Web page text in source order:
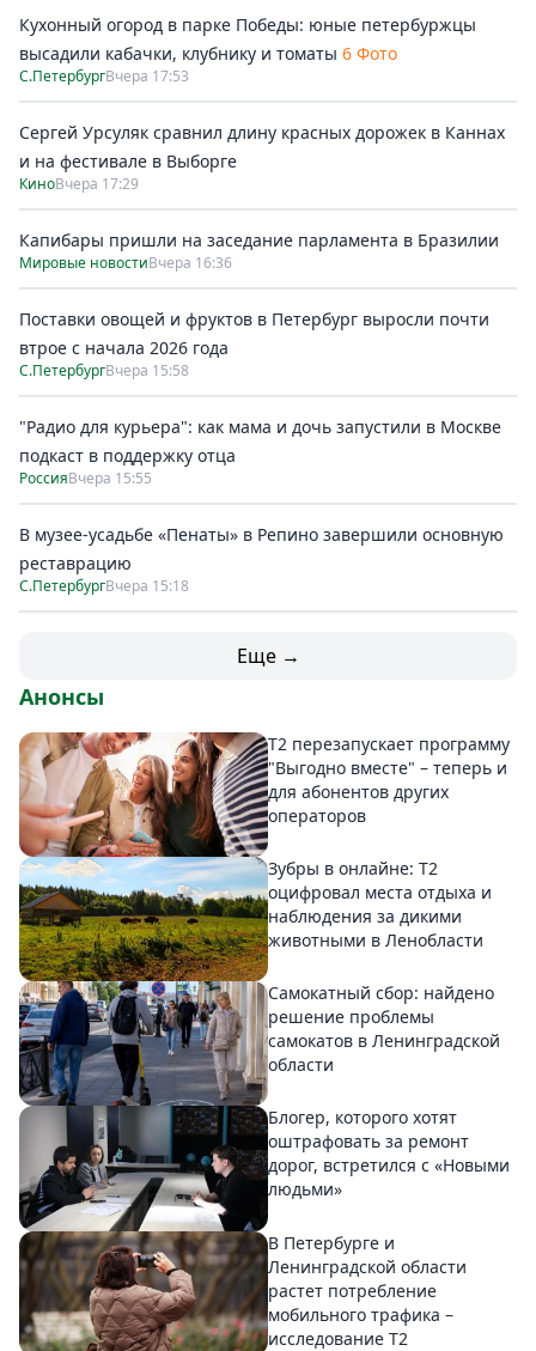
Кухонный огород в парке Победы: юные петербуржцы
высадили кабачки, клубнику и томаты 6 Фото
С.ПетербургВчера 17:53
Сергей Урсуляк сравнил длину красных дорожек в Каннах
и на фестивале в Выборге
КиноВчера 17:29
Капибары пришли на заседание парламента в Бразилии
Мировые новостиВчера 16:36
Поставки овощей и фруктов в Петербург выросли почти
втрое с начала 2026 года
С.ПетербургВчера 15:58
"Радио для курьера": как мама и дочь запустили в Москве
подкаст в поддержку отца
РоссияВчера 15:55
В музее-усадьбе «Пенаты» в Репино завершили основную
реставрацию
С.ПетербургВчера 15:18
Еще →
Анонсы
Т2 перезапускает программу
"Выгодно вместе" – теперь и
для абонентов других
операторов
Зубры в онлайне: Т2
оцифровал места отдыха и
наблюдения за дикими
животными в Ленобласти
Самокатный сбор: найдено
решение проблемы
самокатов в Ленинградской
области
Блогер, которого хотят
оштрафовать за ремонт
дорог, встретился с «Новыми
людьми»
В Петербурге и
Ленинградской области
растет потребление
мобильного трафика –
исследование T2